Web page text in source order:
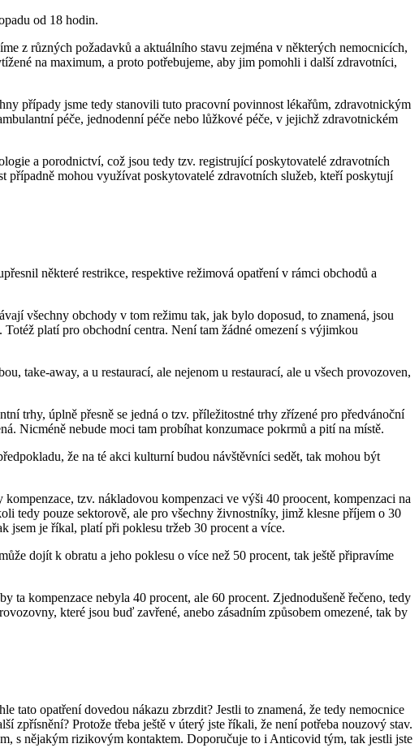
od 18 hodin.
z různých požadavků a aktuálního stavu zejména v některých nemocnicích,
na maximum, a proto potřebujeme, aby jim pomohli i další zdravotníci,
případy jsme tedy stanovili tuto pracovní povinnost lékařům, zdravotnickým
péče, jednodenní péče nebo lůžkové péče, v jejichž zdravotnickém
a porodnictví, což jsou tedy tzv. registrující poskytovatelé zdravotních
případně mohou využívat poskytovatelé zdravotních služeb, kteří poskytují
některé restrikce, respektive režimová opatření v rámci obchodů a
všechny obchody v tom režimu tak, jak bylo doposud, to znamená, jsou
platí pro obchodní centra. Není tam žádné omezení s výjimkou
take-away, a u restaurací, ale nejenom u restaurací, ale u všech provozoven,
trhy, úplně přesně se jedná o tzv. příležitostné trhy zřízené pro předvánoční
Nicméně nebude moci tam probíhat konzumace pokrmů a pití na místě.
že na té akci kulturní budou návštěvníci sedět, tak mohou být
tzv. nákladovou kompenzaci ve výši 40 proocent, kompenzaci na
tedy pouze sektorově, ale pro všechny živnostníky, jimž klesne příjem o 30
jsem je říkal, platí při poklesu tržeb 30 procent a více.
dojít k obratu a jeho poklesu o více než 50 procent, tak ještě připravíme
ta kompenzace nebyla 40 procent, ale 60 procent. Zjednodušeně řečeno, tedy
které jsou buď zavřené, anebo zásadním způsobem omezené, tak by
tato opatření dovedou nákazu zbrzdit? Jestli to znamená, že tedy nemocnice
zpřísnění? Protože třeba ještě v úterý jste říkali, že není potřeba nouzový stav.
s nějakým rizikovým kontaktem. Doporučuje to i Anticovid tým, tak jestli jste